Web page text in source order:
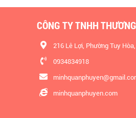
CÔNG TY TNHH
216 Lê Lợi, Phường Tuy
0934834918
minhquanphuyen.com